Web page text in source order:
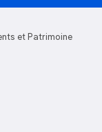
et Patrimoine